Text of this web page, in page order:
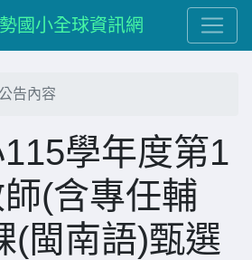
國小全球資訊網
公告內容
學年度第1
(含專任輔
(閩南語)甄選